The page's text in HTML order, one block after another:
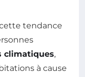
tendance
climatiques,
à cause